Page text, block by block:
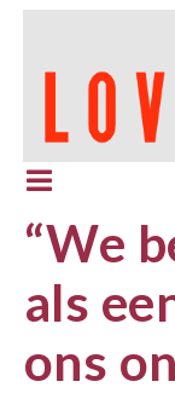
“We
als
ons